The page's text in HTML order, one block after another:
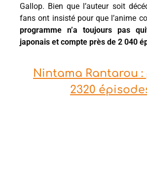
Gallop. Bien que l’auteur soit
fans ont insisté pour que l’anime
programme n’a toujours pas
japonais et compte près de 2 040
Nintama Rantarou :
2320